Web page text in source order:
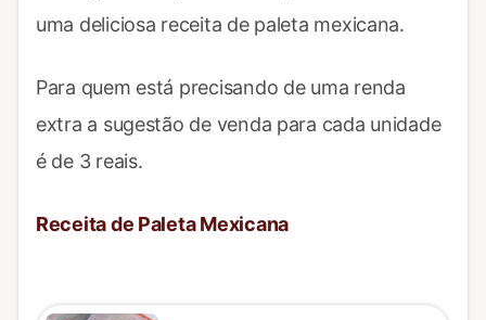
uma deliciosa receita de paleta mexicana.
Para quem está precisando de uma renda
extra a sugestão de venda para cada unidade
é de 3 reais.
Receita de Paleta Mexicana